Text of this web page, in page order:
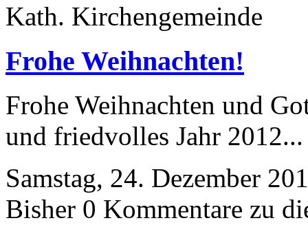
Kath. Kirchengemeinde
Frohe Weihnachten!
Frohe Weihnachten und
und friedvolles Jahr
Samstag, 24. Dezember
Bisher 0 Kommentare zu